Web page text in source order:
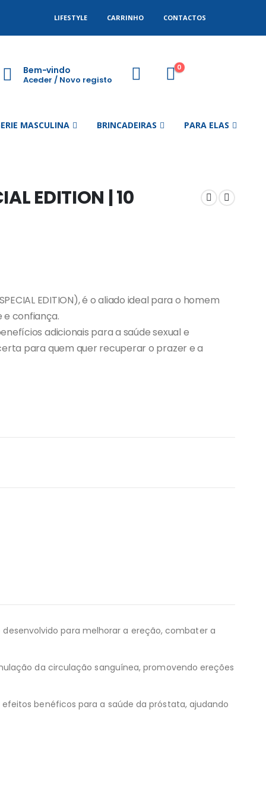
LIFESTYLE CARRINHO CONTACTOS
Bem-vindo
Aceder / Novo registo
0
MASCULINA BRINCADEIRAS PARA ELAS
EDITION | 10
EDITION), é o aliado ideal para o homem
confiança.
adicionais para a saúde sexual e
para quem quer recuperar o prazer e a
para melhorar a ereção, combater a
da circulação sanguínea, promovendo ereções
benéficos para a saúde da próstata, ajudando